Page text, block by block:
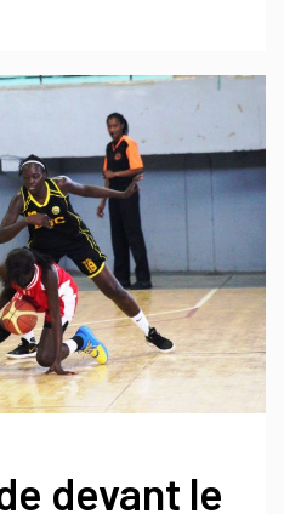
devant le